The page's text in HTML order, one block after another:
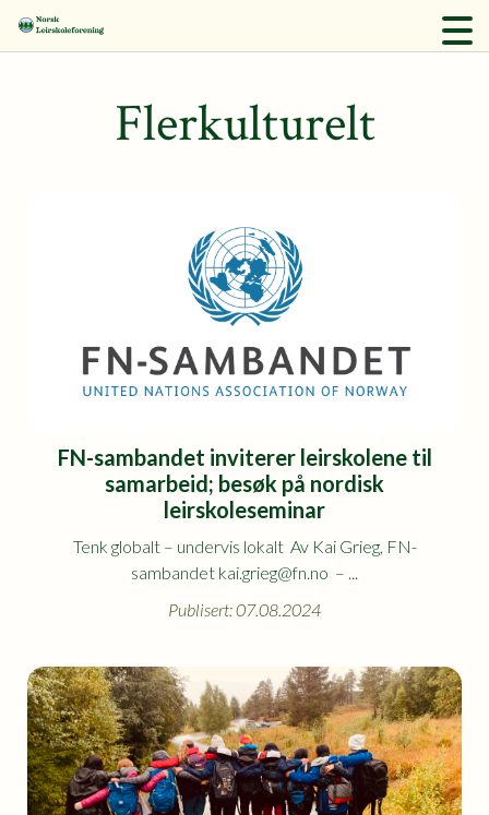
Flerkulturelt
FN-sambandet inviterer leirskolene til
samarbeid; besøk på nordisk
leirskoleseminar
Tenk globalt – undervis lokalt Av Kai Grieg, FN-
sambandet kai.grieg@fn.no – ...
Publisert: 07.08.2024